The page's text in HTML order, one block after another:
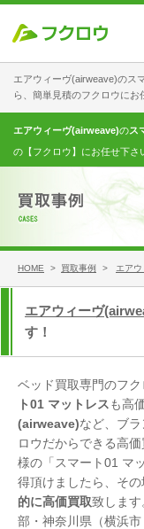
エアウィーヴ(airweave)のス
ら、簡単見積のフクロウにお
エアウィーヴ(airweave)のス
の【フクロウ】にお任せ下さ
HOME > 買取事例 > エア
エアウィーヴ
す！
ベッド買取専門のフク
ト01 マットレスも高
(airweave)など、ブ
ロウだからできる高
様の「スマート01 マ
得頂けましたら、そ
的に高価買取致しま
部・神奈川県（横浜